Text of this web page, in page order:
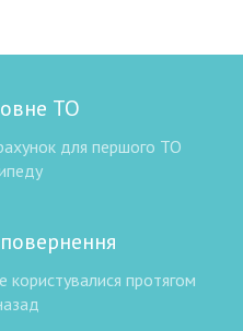
ТО
для першого ТО
протягом